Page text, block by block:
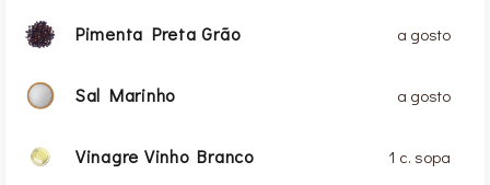
Pimenta Preta Grão a gosto
Sal Marinho a gosto
Vinagre Vinho Branco 1 c. sopa